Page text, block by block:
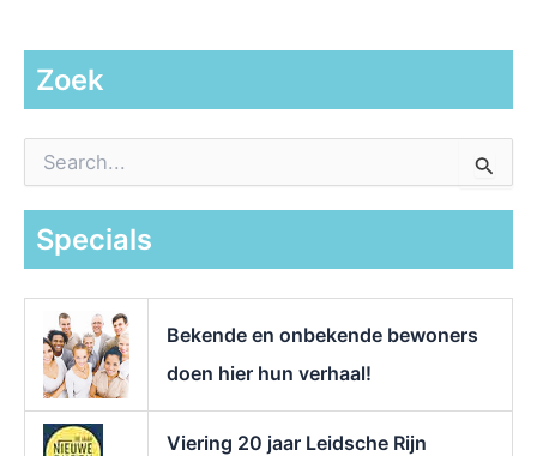
Zoek
a
Specials
Bekende en onbekende bewoners
doen hier hun verhaal!
Viering 20 jaar Leidsche Rijn